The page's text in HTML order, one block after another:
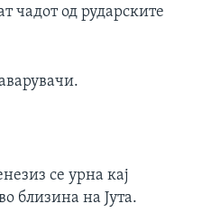
чадот од рударските
се урна кај
близина на Јута.